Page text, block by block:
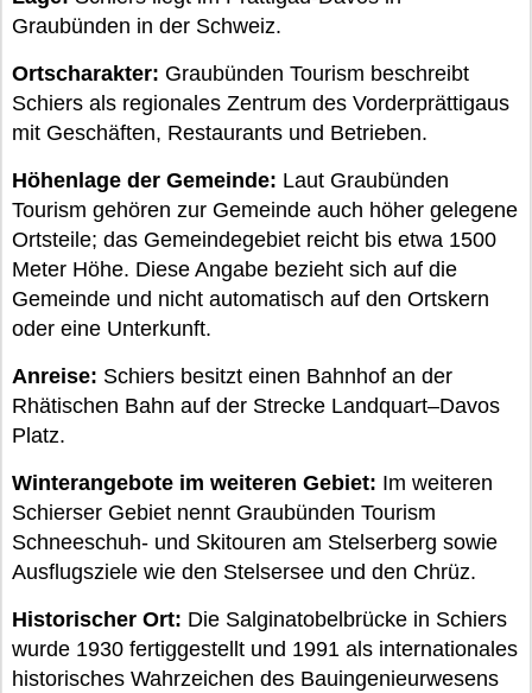
Graubünden in der Schweiz.
Ortscharakter: Graubünden Tourism beschreibt
Schiers als regionales Zentrum des Vorderprättigaus
mit Geschäften, Restaurants und Betrieben.
Höhenlage der Gemeinde: Laut Graubünden
Tourism gehören zur Gemeinde auch höher gelegene
Ortsteile; das Gemeindegebiet reicht bis etwa 1500
Meter Höhe. Diese Angabe bezieht sich auf die
Gemeinde und nicht automatisch auf den Ortskern
oder eine Unterkunft.
Anreise: Schiers besitzt einen Bahnhof an der
Rhätischen Bahn auf der Strecke Landquart–Davos
Platz.
Winterangebote im weiteren Gebiet: Im weiteren
Schierser Gebiet nennt Graubünden Tourism
Schneeschuh- und Skitouren am Stelserberg sowie
Ausflugsziele wie den Stelsersee und den Chrüz.
Historischer Ort: Die Salginatobelbrücke in Schiers
wurde 1930 fertiggestellt und 1991 als internationales
historisches Wahrzeichen des Bauingenieurwesens